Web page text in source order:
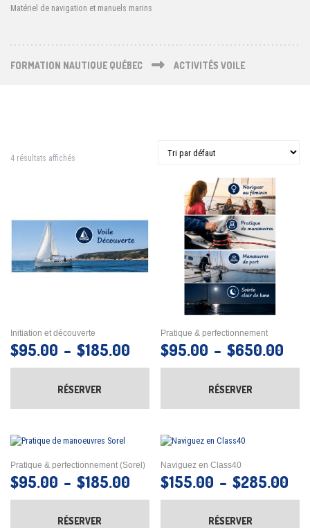
Matériel de navigation et manuels marins
FORMATION NAUTIQUE QUÉBEC ACTIVITÉS VOILE
4 résultats affichés
Initiation et découverte
$95.00 – $185.00 Plage de prix : $95.00 à
RÉSERVER
Ce produit a plusieurs variations. Les
Pratique & perfectionnement
$95.00 – $650.00
RÉSERVER
Pratique & perfectionnement (Sorel)
$95.00 – $185.00 Plage de prix : $95.00 à
RÉSERVER
Ce produit a plusieurs variations. Les
Naviguez en Class40
$155.00 – $285.00
RÉSERVER